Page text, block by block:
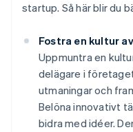
startup. Så här blir du
Fostra en kultur
Uppmuntra en
delägare i
utmaningar och
Belöna innovativt
bidra med idéer.